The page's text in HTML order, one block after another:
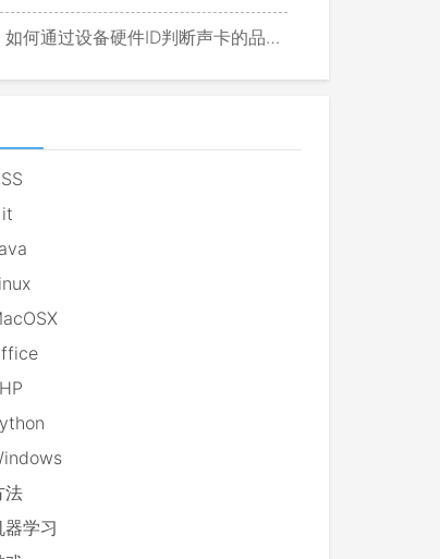
如何通过设备硬件ID判断声卡的品牌及型号
法
器学习